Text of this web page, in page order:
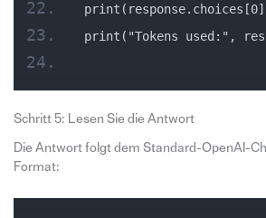
print("Tokens used:",
Schritt 5: Lesen Sie die Antwort
Die Antwort folgt dem Standard-OpenAI-
Format: